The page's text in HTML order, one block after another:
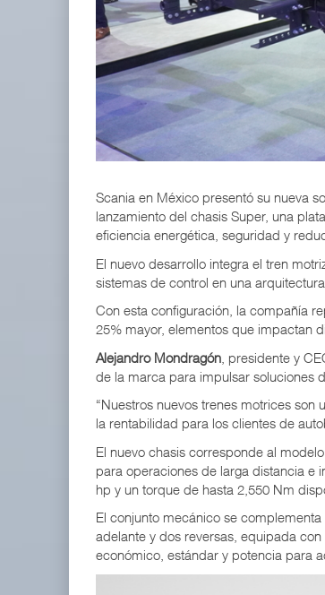
Scania en México presentó su nueva
lanzamiento del chasis Super, una
eficiencia energética, seguridad y
El nuevo desarrollo integra el tren
sistemas de control en una
Con esta configuración, la compañía
25% mayor, elementos que impactan
Alejandro Mondragón , presidente y
de la marca para impulsar soluciones
“Nuestros nuevos trenes motrices
la rentabilidad para los clientes de
El nuevo chasis corresponde al
para operaciones de larga distancia e
hp y un torque de hasta 2,550 Nm
El conjunto mecánico se
adelante y dos reversas, equipada
económico, estándar y potencia para
ExxonMobil lleva mantenimiento
05 AGO 2026
IT-ANÁLISIS: Primera mujer dirigirá
02 AGO 2026